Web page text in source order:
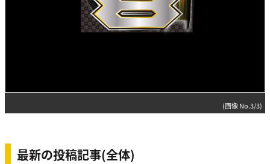
(画像 No.3/3)
最新の投稿記事(全体)